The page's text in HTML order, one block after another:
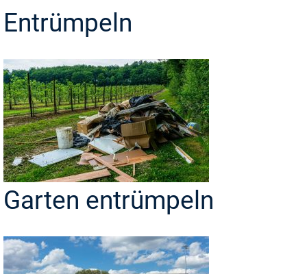
Entrümpeln
Garten entrümpeln